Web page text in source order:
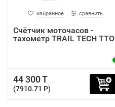
избранное сравнить
Счётчик моточасов -
тахометр TRAIL TECH TTO
44 300 T
(7910.71 P)